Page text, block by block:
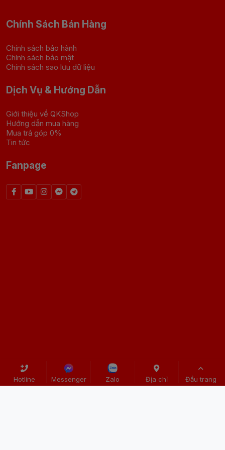
Chính Sách Bán Hàng
Chính sách bảo hành
Chính sách bảo mật
Chính sách sao lưu dữ liệu
Dịch Vụ & Hướng Dẫn
Giới thiệu về QKShop
Hướng dẫn mua hàng
Mua trả góp 0%
Tin tức
Fanpage
Copyright © 2025 - Bản quyền thuộc về LAPTOP CŨ CẦN
THƠ - QKSHOP . Thiết kể bởiVietcore
Hotline Messenger Zalo Địa chỉ Đầu trang